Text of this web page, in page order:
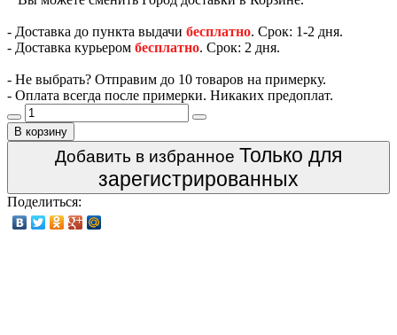
- Доставка до пункта выдачи бесплатно. Срок: 1-2 дня.
- Доставка курьером бесплатно. Срок: 2 дня.
- Не выбрать? Отправим до 10 товаров на примерку.
- Оплата всегда после примерки. Никаких предоплат.
В корзину
Добавить в избранное Только для
зарегистрированных
Поделиться: